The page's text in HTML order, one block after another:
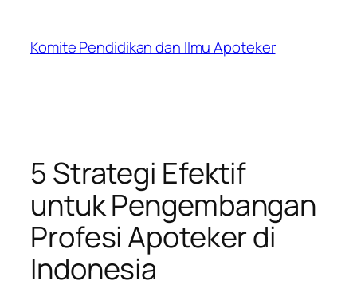
content
Komite Pendidikan dan Ilmu Apoteker
5 Strategi Efektif
untuk Pengembangan
Profesi Apoteker di
Indonesia